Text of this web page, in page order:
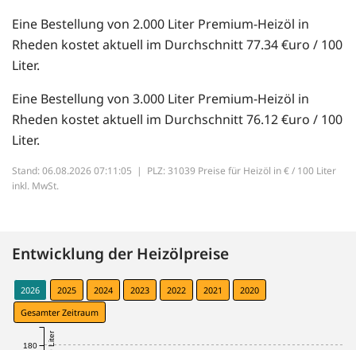
Eine Bestellung von 2.000 Liter Premium-Heizöl in
Rheden kostet aktuell im Durchschnitt 77.34 €uro / 100
Liter.
Eine Bestellung von 3.000 Liter Premium-Heizöl in
Rheden kostet aktuell im Durchschnitt 76.12 €uro / 100
Liter.
Stand: 06.08.2026 07:11:05 | PLZ: 31039 Preise für Heizöl in € / 100 Liter
inkl. MwSt.
Entwicklung der Heizölpreise
2026 2025 2024 2023 2022 2021
2020
Gesamter Zeitraum
180